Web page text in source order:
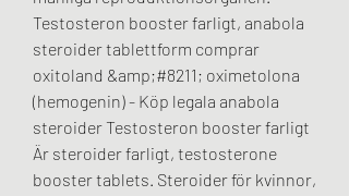
Testosteron booster farligt, anabola
steroider tablettform comprar
oxitoland &amp;#8211; oximetolona
(hemogenin) - Köp legala anabola
steroider Testosteron booster farligt
Är steroider farligt, testosterone
booster tablets. Steroider för kvinnor,